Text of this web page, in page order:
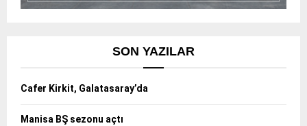
SON YAZILAR
Cafer Kirkit, Galatasaray’da
Manisa BŞ sezonu açtı